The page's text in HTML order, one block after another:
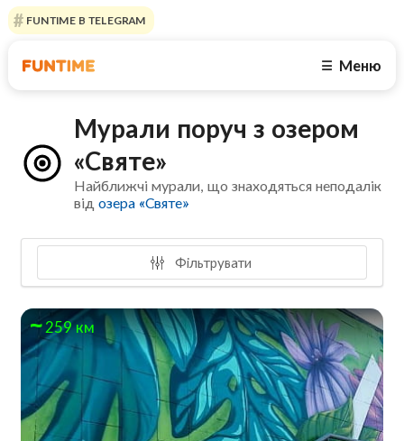
FUNTIME В TELEGRAM
☰ Меню
Мурали поруч з озером
«Святе»
Найближчі мурали, що знаходяться неподалік
відозера «Святе»
Фільтрувати
259 км